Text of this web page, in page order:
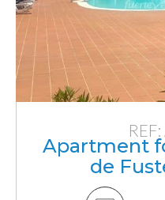
Apartment
de